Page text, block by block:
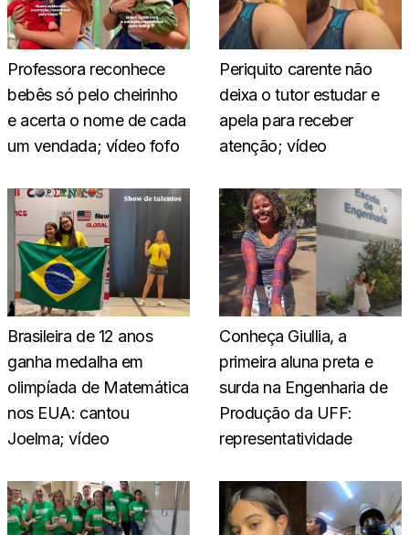
Professora reconhece
bebês só pelo cheirinho
e acerta o nome de cada
um vendada; vídeo fofo
Periquito carente não
deixa o tutor estudar e
apela para receber
atenção; vídeo
Brasileira de 12 anos
ganha medalha em
olimpíada de Matemática
nos EUA: cantou
Joelma; vídeo
Conheça Giullia, a
primeira aluna preta e
surda na Engenharia de
Produção da UFF:
representatividade